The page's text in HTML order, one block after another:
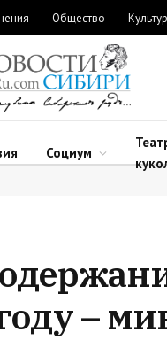
Общество
Социум
году –